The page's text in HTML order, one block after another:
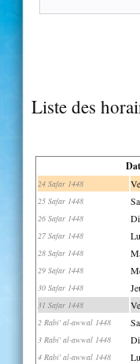
Liste des
24 Safar 1448
25 Safar 1448
26 Safar 1448
27 Safar 1448
28 Safar 1448
29 Safar 1448
30 Safar 1448
31 Safar 1448
2 Rabi' al-awwal 1448
3 Rabi' al-awwal 1448
4 Rabi' al-awwal 1448